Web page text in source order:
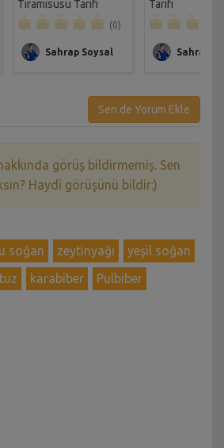
Tiramisusu Tarifi
(0)
Sahrap Soysal
Tarifi
Sahrap
Sen de Yorum Ekle
görüş bildirmemiş. Sen
Haydi görüşünü bildir:)
soğan zeytinyağı
yeşil soğan
tuz karabiber
Pulbiber